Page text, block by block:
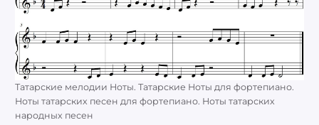
Татарские мелодии Ноты. Татарские Ноты для фортепиано.
Ноты татарских песен для фортепиано. Ноты татарских
народных песен